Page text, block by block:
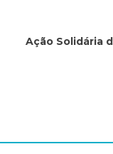
Ação Solidária